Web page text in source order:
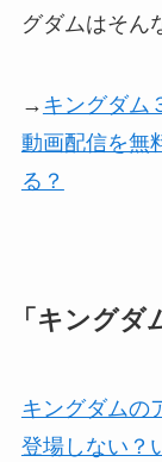
グダムはそん
→ キングダム
動画配信を無
る？
「キングダ
キングダムの
登場しない？